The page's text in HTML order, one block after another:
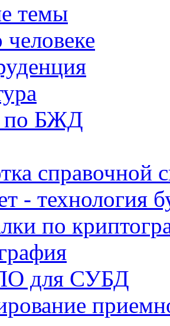
темы
по БЖД
справочной
- технология
по
для СУБД